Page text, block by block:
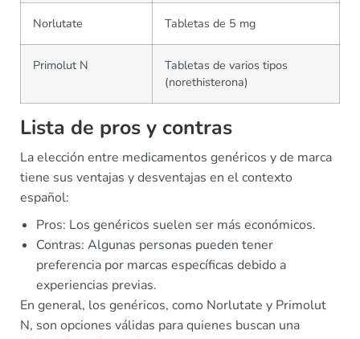
Norlutate Tabletas de 5 mg
Primolut N
Tabletas de varios tipos
(norethisterona)
Lista de pros y contras
La elección entre medicamentos genéricos y de marca
tiene sus ventajas y desventajas en el contexto
español:
Pros: Los genéricos suelen ser más económicos.
Contras: Algunas personas pueden tener
preferencia por marcas específicas debido a
experiencias previas.
En general, los genéricos, como Norlutate y Primolut
N, son opciones válidas para quienes buscan una